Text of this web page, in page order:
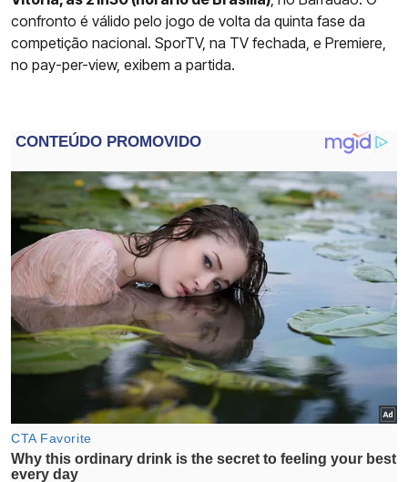
confronto é válido pelo jogo de volta da quinta fase da
competição nacional. SporTV, na TV fechada, e Premiere,
no pay-per-view, exibem a partida.